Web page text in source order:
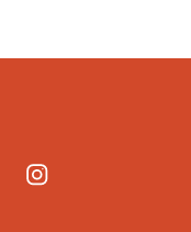
Instagram